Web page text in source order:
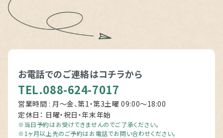
お電話でのご連絡はコチラから
TEL.088-624-7017
営業時間 : 月～金、第1・第3土曜 09:00〜18:00
定休日： 日曜・祝日・年末年始
※当日予約はお受けできませんのでご了承ください。
※1ヶ月以上先のご予約はお電話でお問い合わせください。